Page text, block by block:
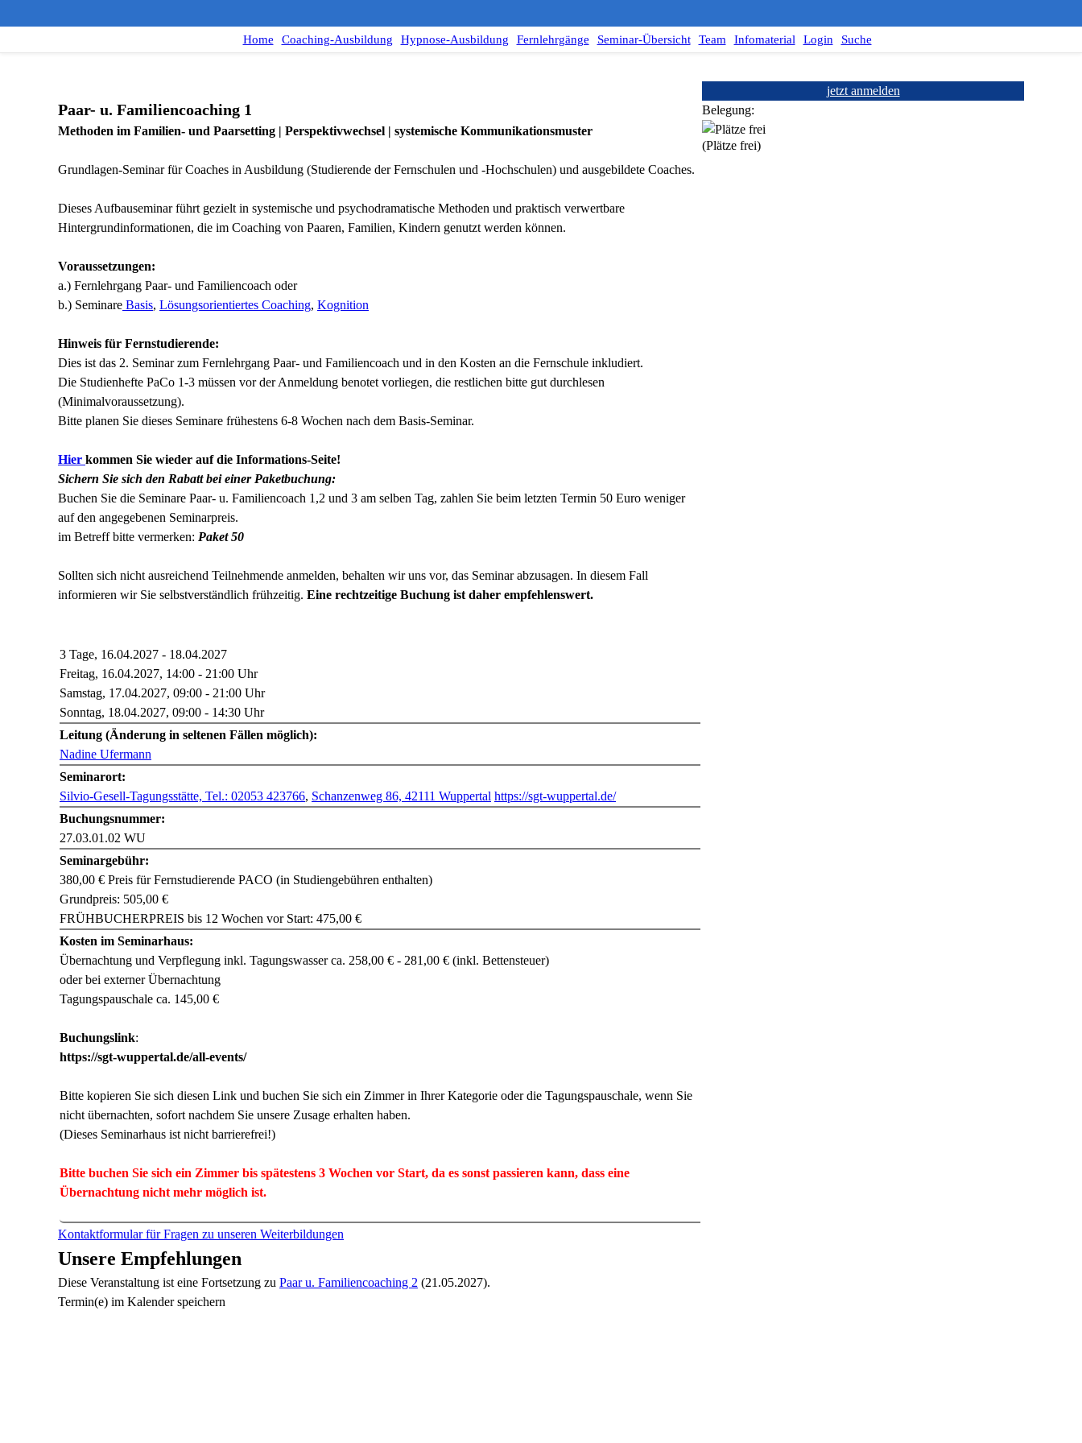
Home Coaching-Ausbildung Hypnose-Ausbildung Fernlehrgänge Seminar-Übersicht Team Infomaterial Login Suche
Paar- u. Familiencoaching 1
Methoden im Familien- und Paarsetting | Perspektivwechsel | systemische Kommunikationsmuster
Grundlagen-Seminar für Coaches in Ausbildung (Studierende der Fernschulen und -Hochschulen) und ausgebildete Coaches.
Dieses Aufbauseminar führt gezielt in systemische und psychodramatische Methoden und praktisch verwertbare
Hintergrundinformationen, die im Coaching von Paaren, Familien, Kindern genutzt werden können.
Voraussetzungen:
a.) Fernlehrgang Paar- und Familiencoach oder
b.) Seminare Basis, Lösungsorientiertes Coaching, Kognition
Hinweis für Fernstudierende:
Dies ist das 2. Seminar zum Fernlehrgang Paar- und Familiencoach und in den Kosten an die Fernschule inkludiert.
Die Studienhefte PaCo 1-3 müssen vor der Anmeldung benotet vorliegen, die restlichen bitte gut durchlesen
(Minimalvoraussetzung).
Bitte planen Sie dieses Seminare frühestens 6-8 Wochen nach dem Basis-Seminar.
Hier kommen Sie wieder auf die Informations-Seite!
Sichern Sie sich den Rabatt bei einer Paketbuchung:
Buchen Sie die Seminare Paar- u. Familiencoach 1,2 und 3 am selben Tag, zahlen Sie beim letzten Termin 50 Euro weniger
auf den angegebenen Seminarpreis.
im Betreff bitte vermerken: Paket 50
Sollten sich nicht ausreichend Teilnehmende anmelden, behalten wir uns vor, das Seminar abzusagen. In diesem Fall
informieren wir Sie selbstverständlich frühzeitig. Eine rechtzeitige Buchung ist daher empfehlenswert.
3 Tage, 16.04.2027 - 18.04.2027
Freitag, 16.04.2027, 14:00 - 21:00 Uhr
Samstag, 17.04.2027, 09:00 - 21:00 Uhr
Sonntag, 18.04.2027, 09:00 - 14:30 Uhr
Leitung (Änderung in seltenen Fällen möglich):
Nadine Ufermann
Seminarort:
Silvio-Gesell-Tagungsstätte, Tel.: 02053 423766, Schanzenweg 86, 42111 Wuppertal https://sgt-wuppertal.de/
Buchungsnummer:
27.03.01.02 WU
Seminargebühr:
380,00 € Preis für Fernstudierende PACO (in Studiengebühren enthalten)
Grundpreis: 505,00 €
FRÜHBUCHERPREIS bis 12 Wochen vor Start: 475,00 €
Kosten im Seminarhaus:
Übernachtung und Verpflegung inkl. Tagungswasser ca. 258,00 € - 281,00 € (inkl. Bettensteuer)
oder bei externer Übernachtung
Tagungspauschale ca. 145,00 €
Buchungslink:
https://sgt-wuppertal.de/all-events/
Bitte kopieren Sie sich diesen Link und buchen Sie sich ein Zimmer in Ihrer Kategorie oder die Tagungspauschale, wenn Sie
nicht übernachten, sofort nachdem Sie unsere Zusage erhalten haben.
(Dieses Seminarhaus ist nicht barrierefrei!)
Bitte buchen Sie sich ein Zimmer bis spätestens 3 Wochen vor Start, da es sonst passieren kann, dass eine
Übernachtung nicht mehr möglich ist.
Kontaktformular für Fragen zu unseren Weiterbildungen
jetzt anmelden
Belegung:
(Plätze frei)
Unsere Empfehlungen
Diese Veranstaltung ist eine Fortsetzung zu Paar u. Familiencoaching 2 (21.05.2027).
Termin(e) im Kalender speichern